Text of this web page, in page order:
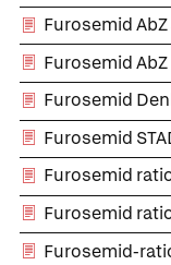
Furosemid
Furosemid
Furosemid
Furosemid
Furosemid
Furosemid
Furosemid-